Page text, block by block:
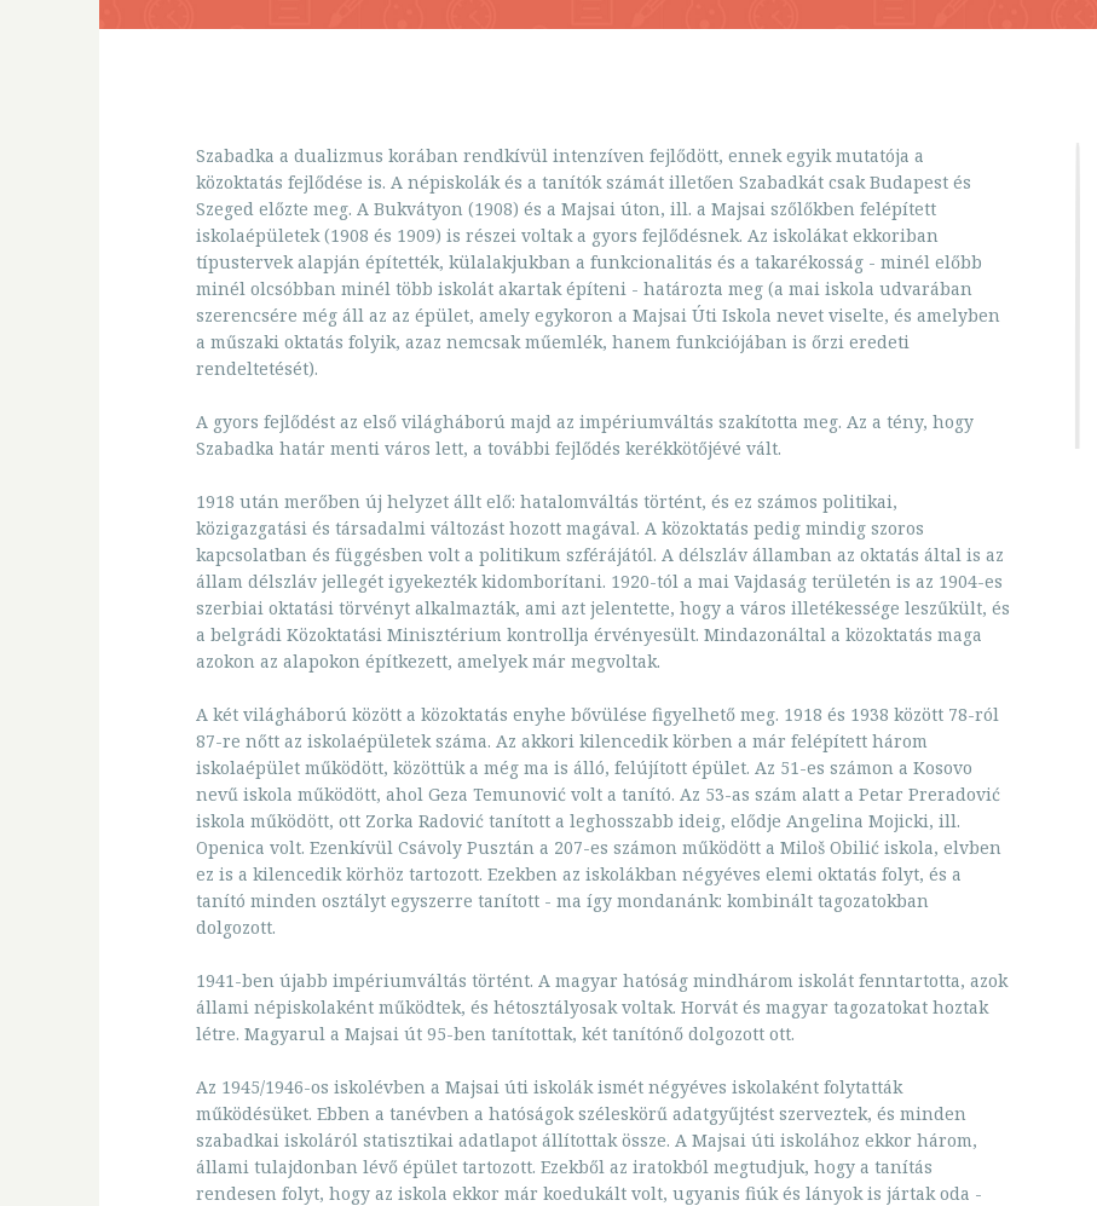
Szabadka a dualizmus korában rendkívül intenzíven fejlődött, ennek egyik mutatója a
közoktatás fejlődése is. A népiskolák és a tanítók számát illetően Szabadkát csak Budapest és
Szeged előzte meg. A Bukvátyon (1908) és a Majsai úton, ill. a Majsai szőlőkben felépített
iskolaépületek (1908 és 1909) is részei voltak a gyors fejlődésnek. Az iskolákat ekkoriban
típustervek alapján építették, külalakjukban a funkcionalitás és a takarékosság - minél előbb
minél olcsóbban minél több iskolát akartak építeni - határozta meg (a mai iskola udvarában
szerencsére még áll az az épület, amely egykoron a Majsai Úti Iskola nevet viselte, és amelyben
a műszaki oktatás folyik, azaz nemcsak műemlék, hanem funkciójában is őrzi eredeti
rendeltetését).
A gyors fejlődést az első világháború majd az impériumváltás szakította meg. Az a tény, hogy
Szabadka határ menti város lett, a további fejlődés kerékkötőjévé vált.
1918 után merőben új helyzet állt elő: hatalomváltás történt, és ez számos politikai,
közigazgatási és társadalmi változást hozott magával. A közoktatás pedig mindig szoros
kapcsolatban és függésben volt a politikum szférájától. A délszláv államban az oktatás által is az
állam délszláv jellegét igyekezték kidomborítani. 1920-tól a mai Vajdaság területén is az 1904-es
szerbiai oktatási törvényt alkalmazták, ami azt jelentette, hogy a város illetékessége leszűkült, és
a belgrádi Közoktatási Minisztérium kontrollja érvényesült. Mindazonáltal a közoktatás maga
azokon az alapokon építkezett, amelyek már megvoltak.
A két világháború között a közoktatás enyhe bővülése figyelhető meg. 1918 és 1938 között 78-ról
87-re nőtt az iskolaépületek száma. Az akkori kilencedik körben a már felépített három
iskolaépület működött, közöttük a még ma is álló, felújított épület. Az 51-es számon a Kosovo
nevű iskola működött, ahol Geza Temunović volt a tanító. Az 53-as szám alatt a Petar Preradović
iskola működött, ott Zorka Radović tanított a leghosszabb ideig, elődje Angelina Mojicki, ill.
Openica volt. Ezenkívül Csávoly Pusztán a 207-es számon működött a Miloš Obilić iskola, elvben
ez is a kilencedik körhöz tartozott. Ezekben az iskolákban négyéves elemi oktatás folyt, és a
tanító minden osztályt egyszerre tanított - ma így mondanánk: kombinált tagozatokban
dolgozott.
1941-ben újabb impériumváltás történt. A magyar hatóság mindhárom iskolát fenntartotta, azok
állami népiskolaként működtek, és hétosztályosak voltak. Horvát és magyar tagozatokat hoztak
létre. Magyarul a Majsai út 95-ben tanítottak, két tanítónő dolgozott ott.
Az 1945/1946-os iskolévben a Majsai úti iskolák ismét négyéves iskolaként folytatták
működésüket. Ebben a tanévben a hatóságok széleskörű adatgyűjtést szerveztek, és minden
szabadkai iskoláról statisztikai adatlapot állítottak össze. A Majsai úti iskolához ekkor három,
állami tulajdonban lévő épület tartozott. Ezekből az iratokból megtudjuk, hogy a tanítás
rendesen folyt, hogy az iskola ekkor már koedukált volt, ugyanis fiúk és lányok is jártak oda -